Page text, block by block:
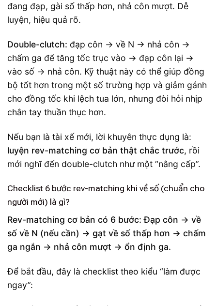
đang đạp, gài số thấp hơn, nhả côn mượt. Dễ
luyện, hiệu quả rõ.
Double-clutch: đạp côn → về N → nhả côn →
chấm ga để tăng tốc trục vào → đạp côn lại →
vào số → nhả côn. Kỹ thuật này có thể giúp đồng
bộ tốt hơn trong một số trường hợp và giảm gánh
cho đồng tốc khi lệch tua lớn, nhưng đòi hỏi nhịp
chân tay thuần thục hơn.
Nếu bạn là tài xế mới, lời khuyên thực dụng là:
luyện rev-matching cơ bản thật chắc trước, rồi
mới nghĩ đến double-clutch như một “nâng cấp”.
Checklist 6 bước rev-matching khi về số (chuẩn cho
người mới) là gì?
Rev-matching cơ bản có 6 bước: Đạp côn → về
số về N (nếu cần) → gạt về số thấp hơn → chấm
ga ngắn → nhả côn mượt → ổn định ga.
Để bắt đầu, đây là checklist theo kiểu “làm được
ngay”: